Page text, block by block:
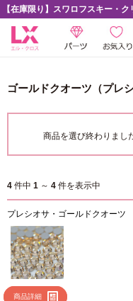
【在庫限り】スワロフスキー・
ゴールドクオーツ（プレシ
商品を選び終わりまし
4 件中 1 ～ 4 件を表示中
プレシオサ・ゴールドクオーツ
商品詳細